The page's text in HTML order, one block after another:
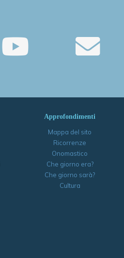
Approfondimenti
Mappa del sito
Ricorrenze
Onomastico
Che giorno era?
Che giorno sarà?
Cultura